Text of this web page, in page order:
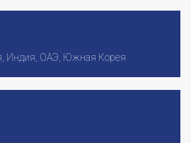
Индия, ОАЭ, Южная Корея